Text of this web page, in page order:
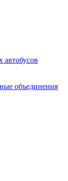
автобусов
объединения